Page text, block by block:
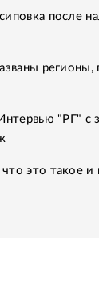
после
регионы,
"РГ"
это такое и